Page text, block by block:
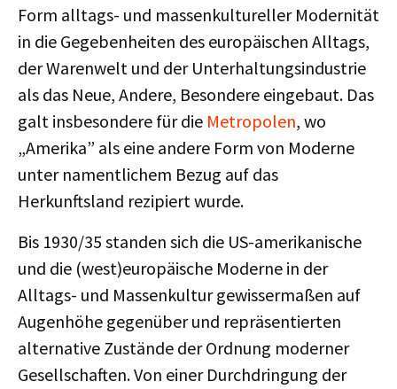
Form alltags- und massenkultureller Modernität
in die Gegebenheiten des europäischen Alltags,
der Warenwelt und der Unterhaltungsindustrie
als das Neue, Andere, Besondere eingebaut. Das
galt insbesondere für die Metropolen, wo
„Amerika” als eine andere Form von Moderne
unter namentlichem Bezug auf das
Herkunftsland rezipiert wurde.
Bis 1930/35 standen sich die US-amerikanische
und die (west)europäische Moderne in der
Alltags- und Massenkultur gewissermaßen auf
Augenhöhe gegenüber und repräsentierten
alternative Zustände der Ordnung moderner
Gesellschaften. Von einer Durchdringung der